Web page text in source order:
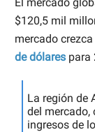
$120,5 mil
mercado
de dólares para
La región de
del mercado,
ingresos de